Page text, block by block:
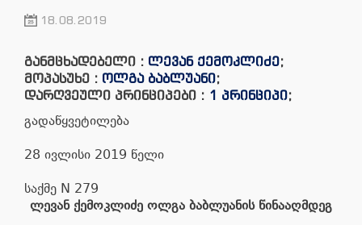
18.08.2019
განმცხადებელი : ლევან ქემოკლიძე;
მოპასუხე : ოლგა ბაბლუანი;
დარღვეული პრინციპები : 1 პრინციპი;
გადაწყვეტილება
28 ივლისი 2019 წელი
საქმე N 279
ლევან ქემოკლიძე ოლგა ბაბლუანის წინააღმდეგ